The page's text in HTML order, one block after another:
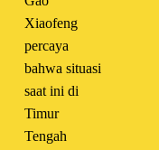
Xiaofeng
percaya
bahwa situasi
saat ini di
Timur
Tengah